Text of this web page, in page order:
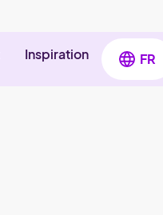
Inspiration FR